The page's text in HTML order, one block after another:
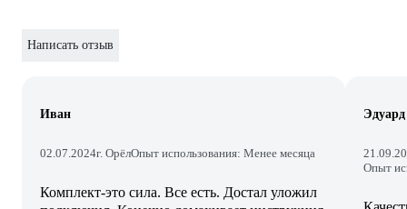
Написать отзыв
Иван
02.07.2024г. ОрёлОпыт использования: Менее месяца
Комплект-это сила. Все есть. Достал уложил
Опыт